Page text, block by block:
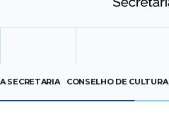
A SECRETARIA CONSELHO DE CULTURA